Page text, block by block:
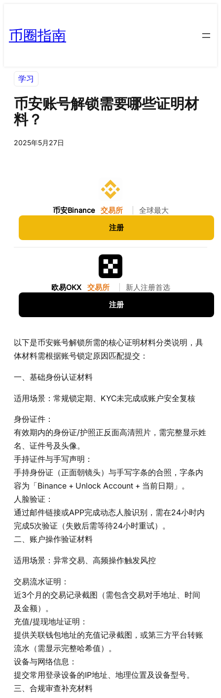
币圈指南
学习
币安账号解锁需要哪些证明材
料？
2025年5月27日
币安Binance 交易所 全球最大
注册
欧易OKX 交易所 新人注册首选
注册
以下是币安账号解锁所需的核心证明材料分类说明，具
体材料需根据账号锁定原因匹配提交：
一、基础身份认证材料‌
适用场景‌：常规锁定期、KYC未完成或账户安全复核
身份证件‌：
有效期内的身份证/护照正反面高清照片，需完整显示姓
名、证件号及头像。
手持证件与手写声明‌：
手持身份证（正面朝镜头）与手写字条的合照，字条内
容为「Binance + Unlock Account + 当前日期」。
人脸验证‌：
通过邮件链接或APP完成动态人脸识别，需在24小时内
完成5次验证（失败后需等待24小时重试）。
二、账户操作验证材料‌
适用场景‌：异常交易、高频操作触发风控
交易流水证明‌：
近3个月的交易记录截图（需包含交易对手地址、时间
及金额）。
充值/提现地址证明‌：
提供关联钱包地址的充值记录截图，或第三方平台转账
流水（需显示完整哈希值）。
设备与网络信息‌：
提交常用登录设备的IP地址、地理位置及设备型号。
三、合规审查补充材料‌